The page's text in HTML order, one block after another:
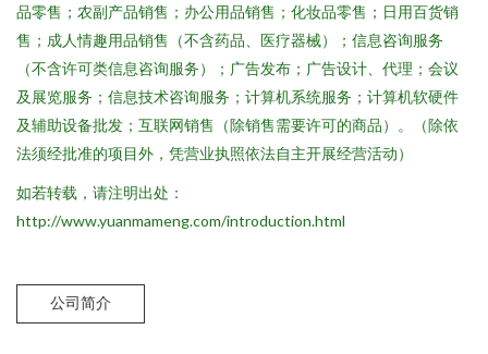
品零售；农副产品销售；办公用品销售；化妆品零售；日用百货销
售；成人情趣用品销售（不含药品、医疗器械）；信息咨询服务
（不含许可类信息咨询服务）；广告发布；广告设计、代理；会议
及展览服务；信息技术咨询服务；计算机系统服务；计算机软硬件
及辅助设备批发；互联网销售（除销售需要许可的商品）。（除依
法须经批准的项目外，凭营业执照依法自主开展经营活动）
如若转载，请注明出处：
http://www.yuanmameng.com/introduction.html
公司简介